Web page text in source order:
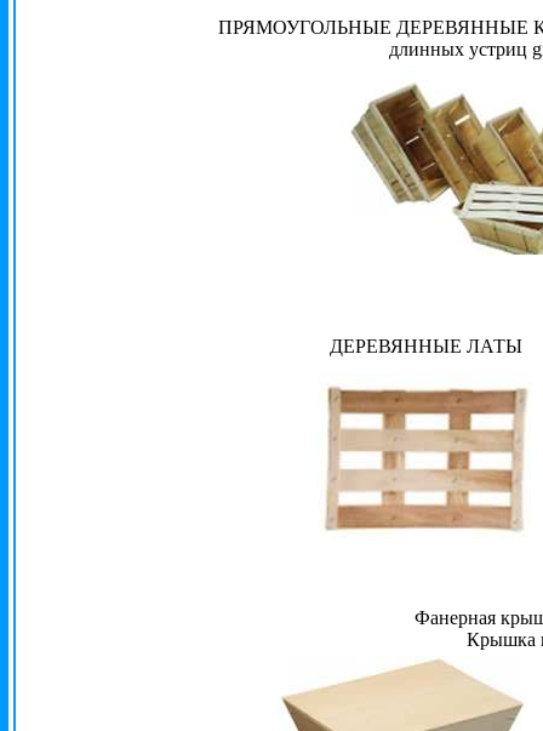
ПРЯМОУГОЛЬНЫЕ ДЕРЕВЯННЫЕ
длинных устриц
ДЕРЕВЯННЫЕ ЛАТЫ
Фанерная
Крышка